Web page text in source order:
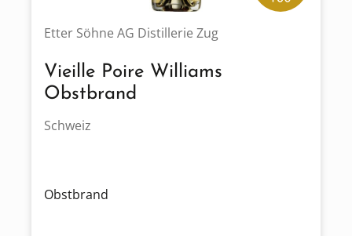
Etter Söhne AG Distillerie Zug
Vieille Poire Williams
Obstbrand
Schweiz
Obstbrand